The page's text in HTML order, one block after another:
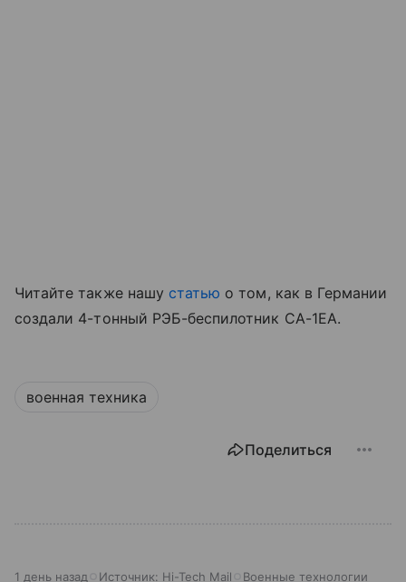
Читайте также нашу статью о том, как в Германии
создали 4-тонный РЭБ-беспилотник CA-1EA.
военная техника
Поделиться
1 день назад Источник: Hi-Tech Mail Военные технологии